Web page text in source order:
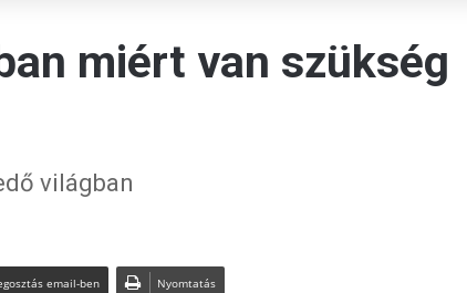
miért van szükség
világban
email-ben Nyomtatás